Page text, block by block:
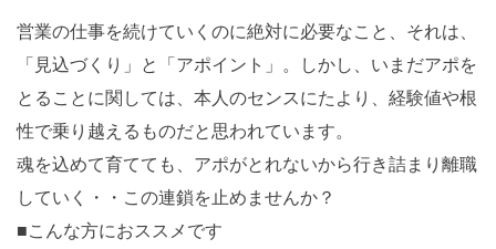
営業の仕事を続けていくのに絶対に必要なこと、それは、
「見込づくり」と「アポイント」。しかし、いまだアポを
とることに関しては、本人のセンスにたより、経験値や根
性で乗り越えるものだと思われています。
魂を込めて育てても、アポがとれないから行き詰まり離職
していく・・この連鎖を止めませんか？
■こんな方におススメです